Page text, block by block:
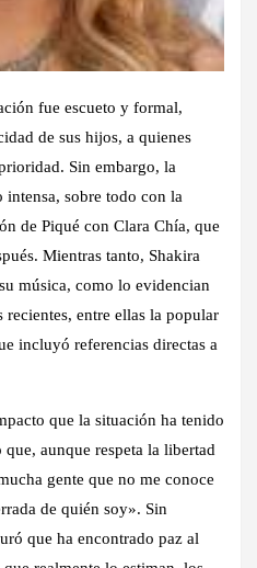
fue escueto y formal,
de sus hijos, a quienes
Sin embargo, la
intensa, sobre todo con la
de Piqué con Clara Chía, que
Mientras tanto, Shakira
música, como lo evidencian
recientes, entre ellas la popular
incluyó referencias directas a
que la situación ha tenido
aunque respeta la libertad
gente que no me conoce
de quién soy». Sin
que ha encontrado paz al